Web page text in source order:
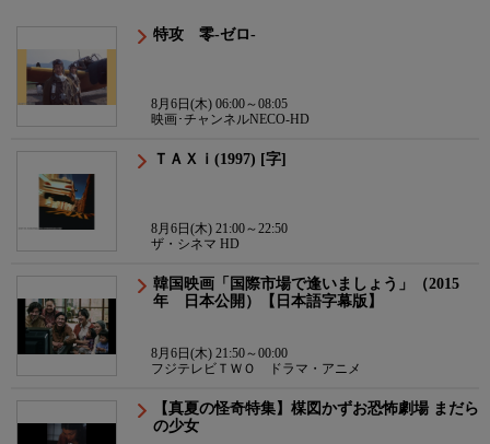
特攻 零-ゼロ-
8月6日(木) 06:00～08:05
映画･チャンネルNECO-HD
ＴＡＸｉ(1997) [字]
8月6日(木) 21:00～22:50
ザ・シネマ HD
韓国映画「国際市場で逢いましょう」（2015
年 日本公開）【日本語字幕版】
8月6日(木) 21:50～00:00
フジテレビＴＷＯ ドラマ・アニメ
【真夏の怪奇特集】楳図かずお恐怖劇場 まだら
の少女